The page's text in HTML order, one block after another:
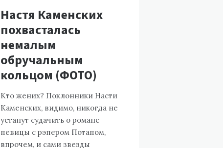
Настя Каменских
похвасталась
немалым
обручальным
кольцом (ФОТО)
Кто жених? Поклонники Насти
Каменских, видимо, никогда не
устанут судачить о романе
певицы с рэпером Потапом,
впрочем, и сами звезды